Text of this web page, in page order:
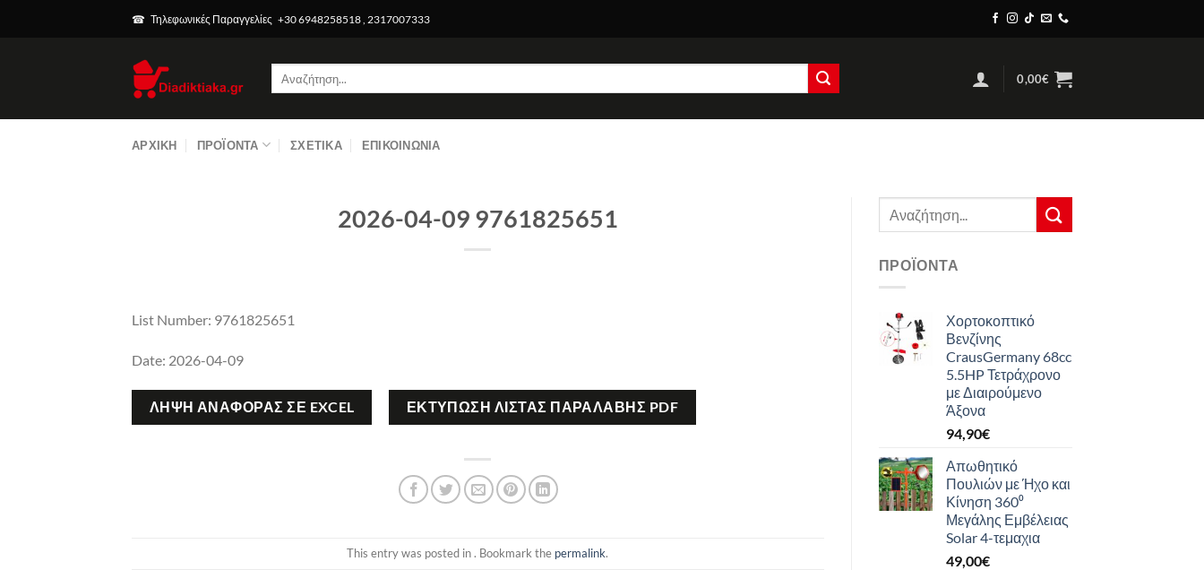
☎ Τηλεφωνικές Παραγγελίες +30 6948258518 , 2317007333
0,00€
ΑΡΧΙΚΉ ΠΡΟΪΌΝΤΑ ΣΧΕΤΙΚΆ ΕΠΙΚΟΙΝΩΝΊΑ
2026-04-09 9761825651
List Number: 9761825651
Date: 2026-04-09
ΛΉΨΗ ΑΝΑΦΟΡΆΣ ΣΕ EXCEL ΕΚΤΎΠΩΣΗ ΛΊΣΤΑΣ ΠΑΡΑΛΑΒΉΣ PDF
This entry was posted in . Bookmark the permalink.
Αναζήτηση
ΠΡΟΪΌΝΤΑ
Χορτοκοπτικό
Βενζίνης
CrausGermany 68cc
5.5HP Τετράχρονο
με Διαιρούμενο
Άξονα
94,90€
Απωθητικό
Πουλιών με Ήχο και
Κίνηση 360⁰
Μεγάλης Εμβέλειας
Solar 4-τεμαχια
49,00€